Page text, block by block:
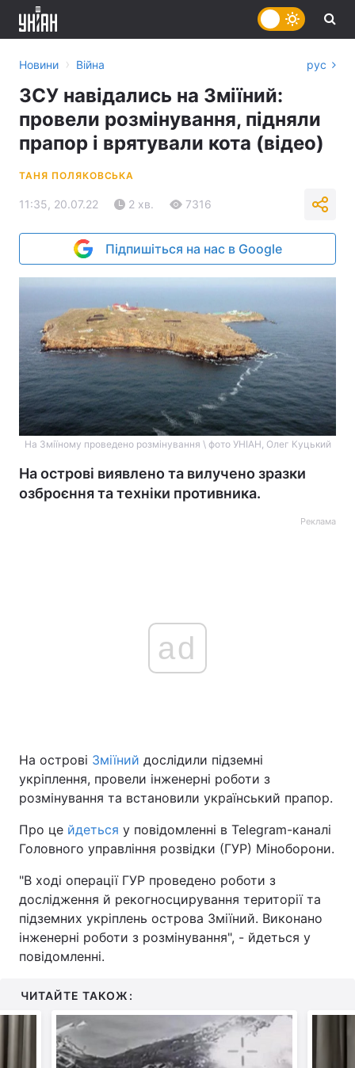
Головна Війна
Економіка Світ
Спорт Наука
Техно і зв'язок Лайт
Зброя
Здоров'я
Цікавинки Погода
Екологія Регіони
Новини › Війна рус
ЗСУ навідались на Зміїний:
провели розмінування, підняли
прапор і врятували кота (відео)
ТАНЯ ПОЛЯКОВСЬКА
11:35, 20.07.22 2 хв. 7316
Підпишіться на нас в Google
На Зміїному проведено розмінування \ фото УНІАН, Олег Куцький
На острові виявлено та вилучено зразки
озброєння та техніки противника.
Реклама
ad
На острові Зміїний дослідили підземні
укріплення, провели інженерні роботи з
розмінування та встановили український прапор.
Про це йдеться у повідомленні в Telegram-каналі
Головного управління розвідки (ГУР) Міноборони.
"В ході операції ГУР проведено роботи з
дослідження й рекогносцирування території та
підземних укріплень острова Зміїний. Виконано
інженерні роботи з розмінування", - йдеться у
повідомленні.
ЧИТАЙТЕ ТАКОЖ: